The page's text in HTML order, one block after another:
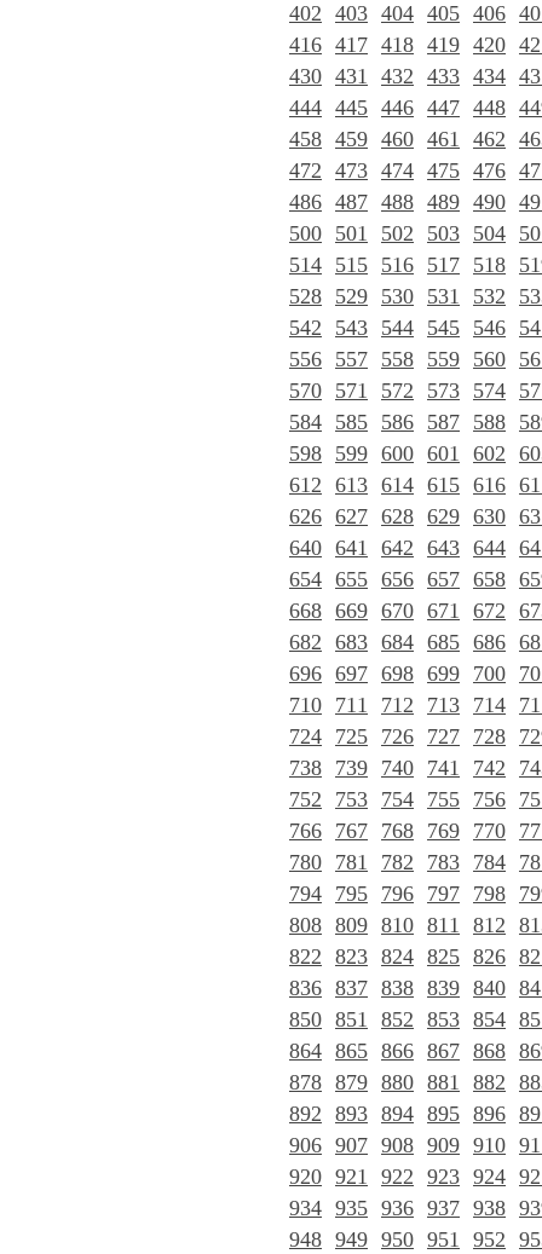
402 403 404 405 406
416 417 418 419 420
430 431 432 433 434
444 445 446 447 448
458 459 460 461 462
472 473 474 475 476
486 487 488 489 490
500 501 502 503 504
514 515 516 517 518
528 529 530 531 532
542
543 544 545 546
556 557 558 559 560
570 571 572 573 574
584 585 586 587 588
598 599 600 601 602
612 613 614 615 616
626 627 628 629 630
640 641 642 643 644
654 655 656 657 658
668 669 670 671 672
682 683 684 685 686
696 697 698 699 700
710 711 712 713 714
724 725 726 727 728
738 739 740 741 742
752
753 754 755 756
766 767 768 769 770
780 781 782 783 784
794 795 796 797 798
808 809 810 811 812
822 823 824 825 826
836 837 838 839 840
850 851 852 853 854
864 865 866 867 868
878 879 880 881 882
892 893 894 895 896
906 907 908 909 910
920 921 922 923 924
934 935 936 937 938
948 949 950 951 952